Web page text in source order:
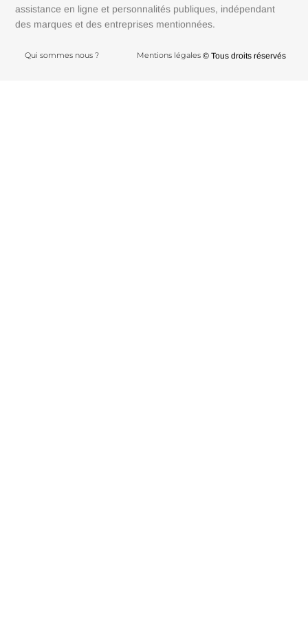
assistance en ligne et personnalités publiques, indépendant
des marques et des entreprises mentionnées.
Qui sommes nous ? Mentions légales © Tous droits réservés